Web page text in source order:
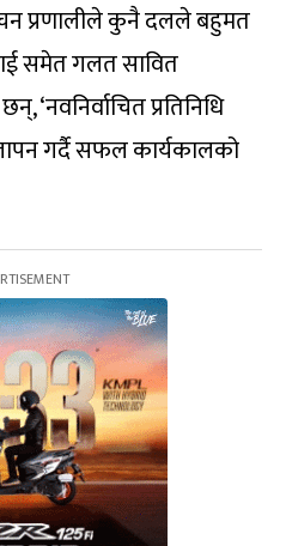
प्रणालीले कुनै दलले बहुमत
समेत गलत सावित
‘नवनिर्वाचित प्रतिनिधि
गर्दै सफल कार्यकालको